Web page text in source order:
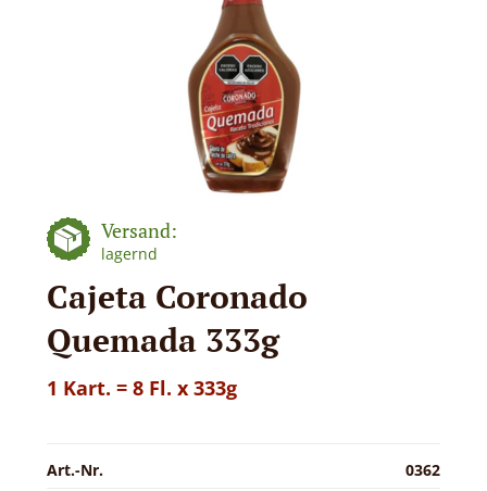
Versand:
lagernd
Cajeta Coronado
Quemada 333g
1 Kart. = 8 Fl. x 333g
Art.-Nr. 0362